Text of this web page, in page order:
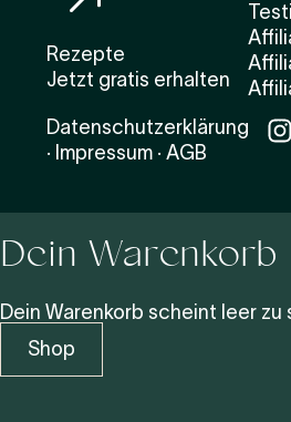
Rezepte
Jetzt gratis erhalten
Datenschutzerklärung
· Impressum · AGB
Dein Warenkorb
Dein Warenkorb scheint leer zu
Shop